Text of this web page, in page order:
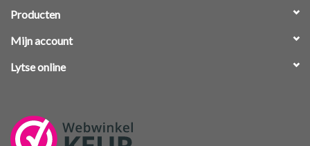
Producten
Mijn account
Lytse online